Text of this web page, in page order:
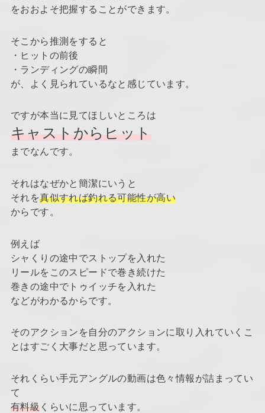
をおおよそ把握することができます。
そこから推測をすると
・ヒットの前後
・ランディングの瞬間
が、よく見られているなと感じています。
ですが本当に見てほしいところは
キャストからヒット
までなんです。
それはなぜかと簡潔にいうと
それを真似すれば釣れる可能性が高い
からです。
例えば
シャくりの途中でストップを入れた
リールをこのスピードで巻き続けた
巻きの途中でトゥイッチを入れた
などがわかるからです。
そのアクションを自分のアクションに取り入れていくこ
とはすごく大事だと思っています。
それくらい手元アングルの動画は色々情報が詰まってい
て
有料級 くらいに思っています。